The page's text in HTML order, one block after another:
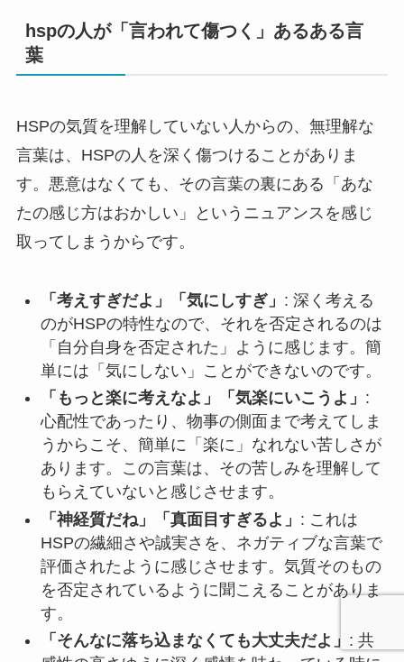
hspの人が「言われて傷つく」あるある言
葉
HSPの気質を理解していない人からの、無理解な
言葉は、HSPの人を深く傷つけることがありま
す。悪意はなくても、その言葉の裏にある「あな
たの感じ方はおかしい」というニュアンスを感じ
取ってしまうからです。
「考えすぎだよ」「気にしすぎ」 : 深く考える
のがHSPの特性なので、それを否定されるのは
「自分自身を否定された」ように感じます。簡
単には「気にしない」ことができないのです。
「もっと楽に考えなよ」「気楽にいこうよ」 :
心配性であったり、物事の側面まで考えてしま
うからこそ、簡単に「楽に」なれない苦しさが
あります。この言葉は、その苦しみを理解して
もらえていないと感じさせます。
「神経質だね」「真面目すぎるよ」 : これは
HSPの繊細さや誠実さを、ネガティブな言葉で
評価されたように感じさせます。気質そのもの
を否定されているように聞こえることがありま
す。
「そんなに落ち込まなくても大丈夫だよ」 : 共